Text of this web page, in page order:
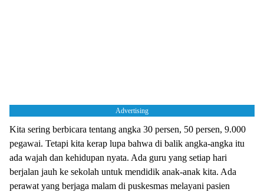
Advertising
Kita sering berbicara tentang angka 30 persen, 50 persen, 9.000
pegawai. Tetapi kita kerap lupa bahwa di balik angka-angka itu
ada wajah dan kehidupan nyata. Ada guru yang setiap hari
berjalan jauh ke sekolah untuk mendidik anak-anak kita. Ada
perawat yang berjaga malam di puskesmas melayani pasien